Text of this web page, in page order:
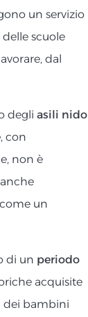
un servizio
scuole
dal
degli asili nido
, con
non è
un
di un periodo
acquisite
dei bambini